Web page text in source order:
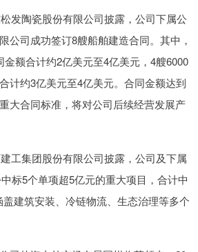
发陶瓷股份有限公司披露，公司下属公
公司成功签订8艘船舶建造合同。其中，
额合计约2亿美元至4亿美元，4艘6000
计约3亿美元至4亿美元。合同金额达到
大合同标准，将对公司后续经营发展产
工集团股份有限公司披露，公司及下属
标5个单项超5亿元的重大项目，合计中
建筑安装、冷链物流、生态治理等多个